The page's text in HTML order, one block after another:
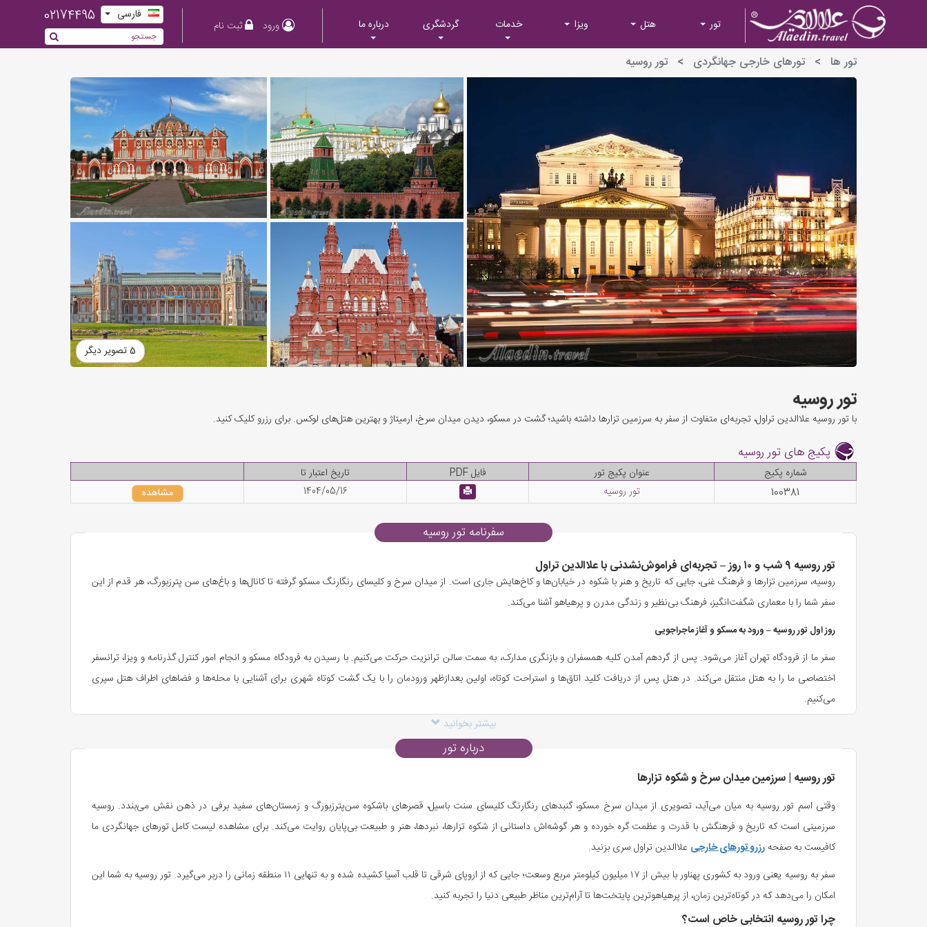
تور هتل ویزا خدمات گردشگری درباره ما ورود ثبت نام
فارسی 02174495
تور ها > تورهای خارجی جهانگردی > تور روسیه
5 تصویر دیگر
تور روسیه
با تور روسیه علاالدین تراول، تجربه‌ای متفاوت از سفر به سرزمین تزارها داشته باشید؛ گشت در مسکو، دیدن میدان سرخ، ارمیتاژ و بهترین هتل‌های لوکس. برای رزرو کلیک کنید.
پکیج های تور روسیه
شماره پکیج عنوان پکیج تور فایل PDF
تاریخ اعتبار تا
100381
تور روسیه 1404/05/16 مشاهده
سفرنامه تور روسیه
تور روسیه ۹ شب و ۱۰ روز – تجربه‌ای فراموش‌نشدنی با علاالدین تراول
روسیه، سرزمین تزارها و فرهنگ غنی، جایی که تاریخ و هنر با شکوه در خیابان‌ها و کاخ‌هایش جاری است. از میدان سرخ و کلیسای رنگارنگ مسکو گرفته تا کانال‌ها و باغ‌های سن پترزبورگ، هر قدم از این
سفر شما را با معماری شگفت‌انگیز، فرهنگ بی‌نظیر و زندگی مدرن و پرهیاهو آشنا می‌کند.
روز اول تور روسیه – ورود به مسکو و آغاز ماجراجویی
سفر ما از فرودگاه تهران آغاز می‌شود. پس از گردهم آمدن کلیه همسفران و بازنگری مدارک، به سمت سالن ترانزیت حرکت می‌کنیم. با رسیدن به فرودگاه مسکو و انجام امور کنترل گذرنامه و ویزا، ترانسفر
اختصاصی ما را به هتل منتقل می‌کند. در هتل پس از دریافت کلید اتاق‌ها و استراحت کوتاه، اولین بعدازظهر ورودمان را با یک گشت کوتاه شهری برای آشنایی با محله‌ها و فضاهای اطراف هتل سپری
می‌کنیم.
صبح را با یک صبحانه هتلی آغاز می‌کنیم و آماده یک روز پرماجرا می‌شویم. اولین ایستگاه ما میدان سرخ است، قلب تاریخی و سیاسی مسکو، سپس به بازدید از کلیسای عیسی منجی و باغ الکساندر
می‌رویم. بعدازظهر وقت آزاد برای بازگشت به هتل یا گشت‌های اختیاری پیشنهادی راهنما فراهم است.
روز سوم تور روسیه – مسکو و متروی تاریخی
امروز با بازدید از متروی مسکو و ایستگاه‌های تاریخی و دیدنی آن، معماری باشکوه این شهر را از نزدیک تجربه می‌کنیم. سپس از خیابان آرابات و تندیس پوشکین دیدن کرده و بعدازظهر وقت آزاد برای
خرید در مراکز لوکس مسکو خواهیم داشت.
روز چهارم تور روسیه – روز آزاد و گشت اختیاری مسکو
امروز زمان آزاد داریم تا با هماهنگی راهنما، گشت اختیاری در گوشه‌های کمتر شناخته‌شده شهر داشته باشیم و زیبایی‌های مسکو را به شیوه خودمان تجربه کنیم.
بیشتر بخوانید
درباره تور
تور روسیه | سرزمین میدان سرخ و شکوه تزارها
وقتی اسم تور روسیه به میان می‌آید، تصویری از میدان سرخ مسکو، گنبدهای رنگارنگ کلیسای سنت باسیل، قصرهای باشکوه سن‌پترزبورگ و زمستان‌های سفید برفی در ذهن نقش می‌بندد. روسیه
سرزمینی است که تاریخ و فرهنگش با قدرت و عظمت گره خورده و هر گوشه‌اش داستانی از شکوه تزارها، نبردها، هنر و طبیعت بی‌پایان روایت می‌کند. برای مشاهده لیست کامل تورهای جهانگردی ما
کافیست به صفحه رزرو تورهای خارجی علاالدین تراول سری بزنید.
سفر به روسیه یعنی ورود به کشوری پهناور با بیش از ۱۷ میلیون کیلومتر مربع وسعت؛ جایی که از اروپای شرقی تا قلب آسیا کشیده شده و به تنهایی ۱۱ منطقه زمانی را دربر می‌گیرد. تور روسیه به شما این
امکان را می‌دهد که در کوتاه‌ترین زمان، از پرهیاهوترین پایتخت‌ها تا آرام‌ترین مناظر طبیعی دنیا را تجربه کنید.
چرا تور روسیه انتخابی خاص است؟